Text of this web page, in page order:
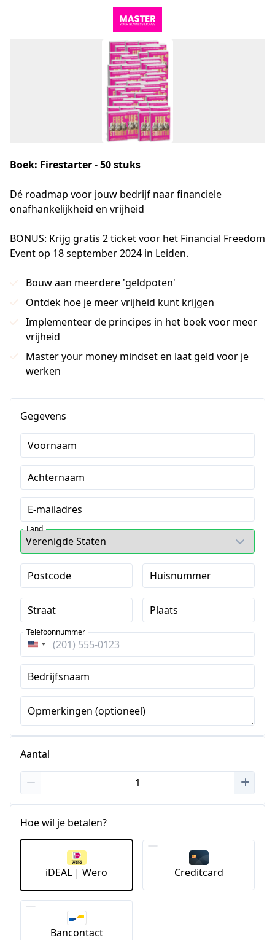
Boek: Firestarter - 50 stuks
Dé roadmap voor jouw bedrijf naar financiele
onafhankelijkheid en vrijheid
BONUS: Krijg gratis 2 ticket voor het Financial Freedom
Event op 18 september 2024 in Leiden.
Bouw aan meerdere 'geldpoten'
Ontdek hoe je meer vrijheid kunt krijgen
Implementeer de principes in het boek voor meer
vrijheid
Master your money mindset en laat geld voor je
werken
Gegevens
Voornaam
Achternaam
E-mailadres
Land
Postcode Huisnummer
Straat Plaats
Verenigde
Staten
+1
Telefoonnummer
Bedrijfsnaam
Opmerkingen (optioneel)
Aantal
Hoe wil je betalen?
iDEAL | Wero Creditcard
Bancontact